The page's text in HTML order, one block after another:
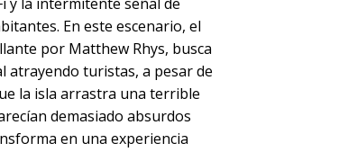
En este escenario, el
por Matthew Rhys, busca
atrayendo turistas, a pesar de
la isla arrastra una terrible
demasiado absurdos
en una experiencia